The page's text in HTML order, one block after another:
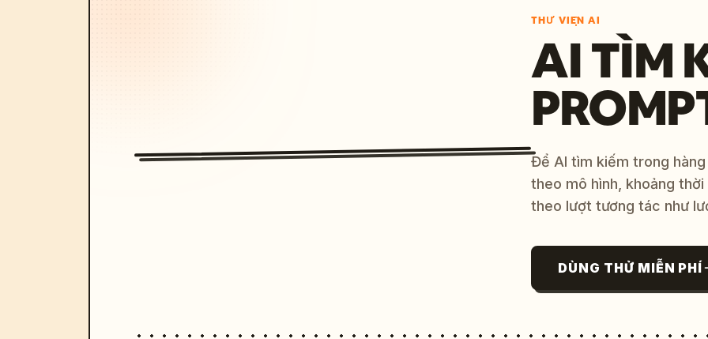
THƯ VIỆN AI
AI TÌM
Để AI tìm kiếm trong
theo mô hình, khoảng
theo lượt tương tác như
DÙNG THỬ MIỄN PHÍ